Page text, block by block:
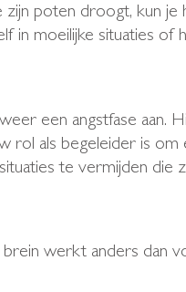
poten droogt, kun je
in moeilijke situaties of
een angstfase aan.
rol als begeleider is om
te vermijden die
werkt anders dan